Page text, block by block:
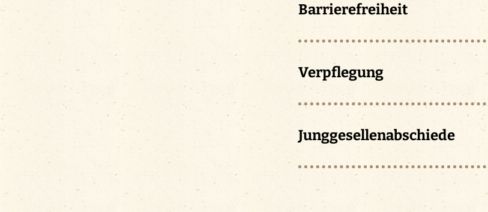
Gruppentermin (10-15 Pers.)
anfragen
JETZT BUCHEN
Barrierefreiheit
Verpflegung
Junggesellenabschiede